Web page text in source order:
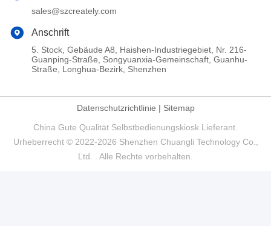
sales@szcreately.com
Anschrift
5. Stock, Gebäude A8, Haishen-Industriegebiet, Nr. 216-
Guanping-Straße, Songyuanxia-Gemeinschaft, Guanhu-
Straße, Longhua-Bezirk, Shenzhen
Datenschutzrichtlinie | Sitemap
China Gute Qualität Selbstbedienungskiosk Lieferant.
Urheberrecht © 2022-2026 Shenzhen Chuangli Technology Co.,
Ltd. . Alle Rechte vorbehalten.